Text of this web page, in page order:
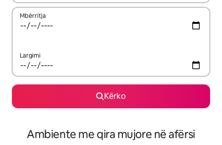
Mbërritja
Largimi
Kërko
Ambiente me qira mujore në afërsi